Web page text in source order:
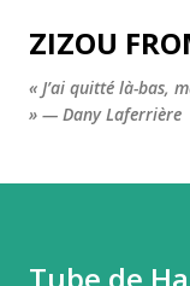
ZIZOU
« J’ai quitté là-bas,
» — Dany Laferrière